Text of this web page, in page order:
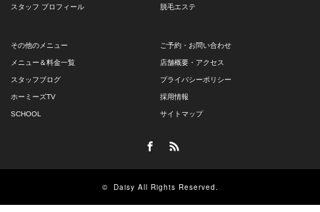
スタッフ プロフィール 脱毛エステ
その他のメニュー
メニュー＆料金一覧
スタッフブログ
ホーミーズTV
SCHOOL
ご予約・お問い合わせ
店舗概要・アクセス
プライバシーポリシー
採用情報
サイトマップ
© Daisy All Rights Reserved.